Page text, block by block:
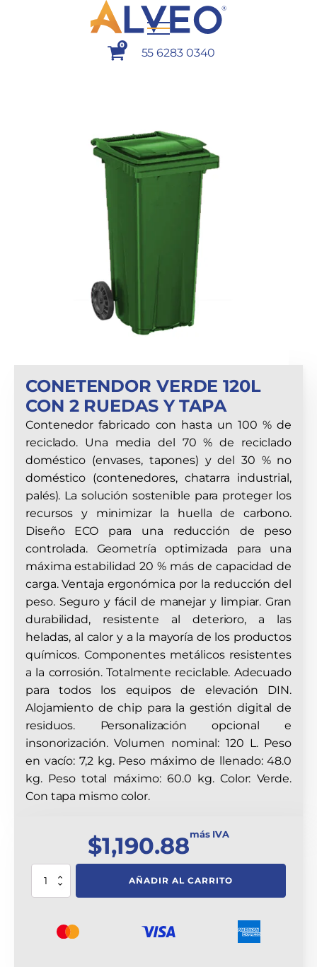
0
55 6283 0340
CONETENDOR VERDE 120L
CON 2 RUEDAS Y TAPA
Contenedor fabricado con hasta un 100 % de
reciclado. Una media del 70 % de reciclado
doméstico (envases, tapones) y del 30 % no
doméstico (contenedores, chatarra industrial,
palés). La solución sostenible para proteger los
recursos y minimizar la huella de carbono.
Diseño ECO para una reducción de peso
controlada. Geometría optimizada para una
máxima estabilidad 20 % más de capacidad de
carga. Ventaja ergonómica por la reducción del
peso. Seguro y fácil de manejar y limpiar. Gran
durabilidad, resistente al deterioro, a las
heladas, al calor y a la mayoría de los productos
químicos. Componentes metálicos resistentes
a la corrosión. Totalmente reciclable. Adecuado
para todos los equipos de elevación DIN.
Alojamiento de chip para la gestión digital de
residuos. Personalización opcional e
insonorización. Volumen nominal: 120 L. Peso
en vacío: 7,2 kg. Peso máximo de llenado: 48.0
kg. Peso total máximo: 60.0 kg. Color: Verde.
Con tapa mismo color.
$1,190.88más IVA
Conetendor
AÑADIR AL CARRITO